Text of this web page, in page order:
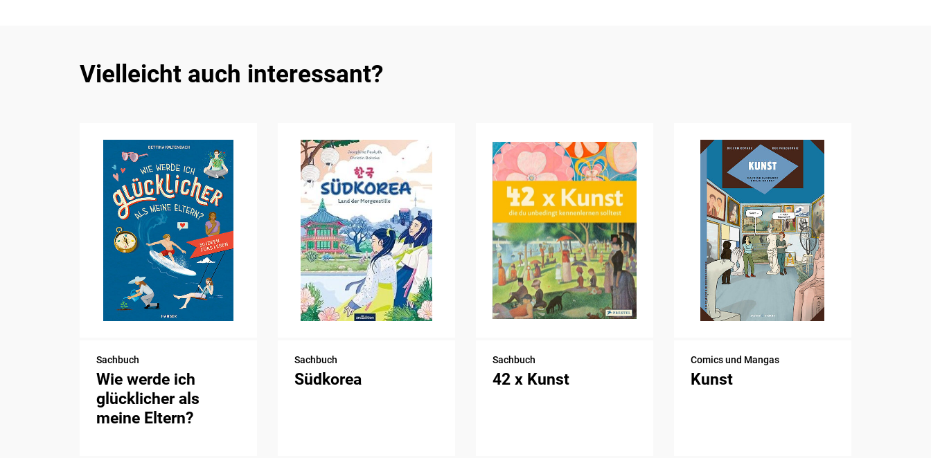
Vielleicht auch interessant?
Sachbuch
Wie werde ich
glücklicher als
meine Eltern?
Sachbuch
Südkorea
Sachbuch
42 x Kunst
Comics und Mangas
Kunst